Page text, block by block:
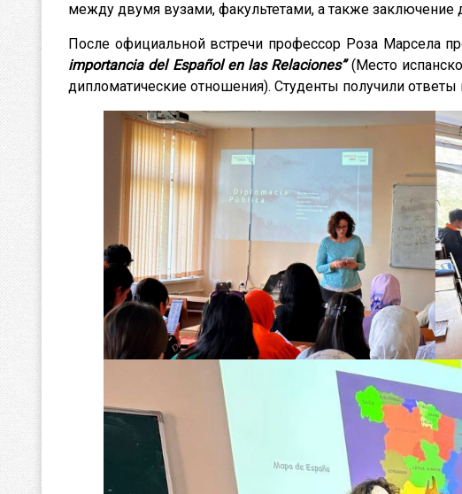
между двумя вузами, факультетами, а также заключение
После официальной встречи профессор Роза Марсела
importancia del Español en las Relaciones”(Место
дипломатические отношения). Студенты получили